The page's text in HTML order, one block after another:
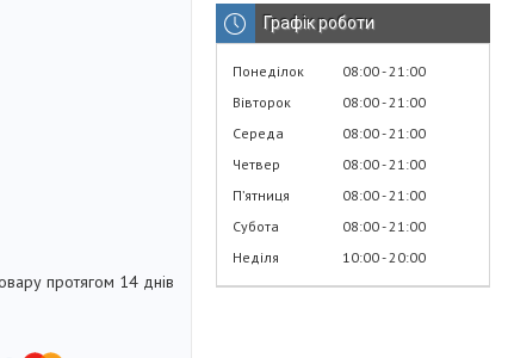
протягом 14 днів
Графік роботи
Понеділок 08:00 21:00
Вівторок
08:00 21:00
Середа
08:00 21:00
Четвер
08:00 21:00
Пʼятниця
08:00 21:00
Субота
08:00 21:00
Неділя
10:00 20:00